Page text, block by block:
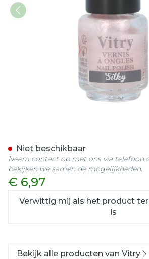
€ 6,97
Verwittig mij als het product
is
Niet beschikbaar
Neem contact op met ons via telefoon
bekijken we samen de mogelijkheden.
Bekijk alle producten van Vitry